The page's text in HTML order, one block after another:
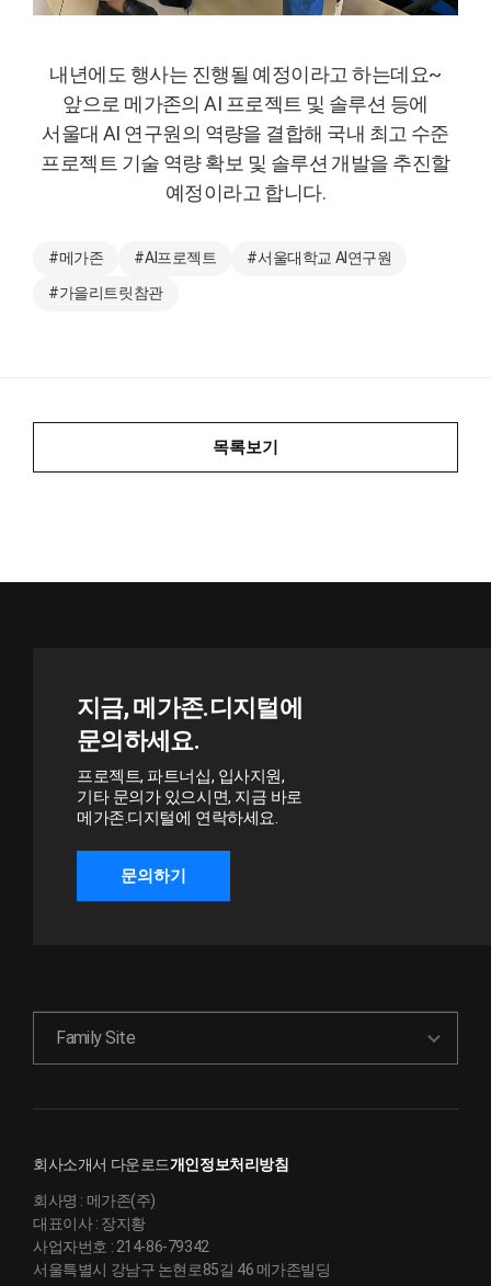
내년에도 행사는 진행될 예정이라고 하는데요~
앞으로 메가존의 AI 프로젝트 및 솔루션 등에
서울대 AI 연구원의 역량을 결합해 국내 최고 수준
프로젝트 기술 역량 확보 및 솔루션 개발을 추진할
예정이라고 합니다.
#메가존 #AI프로젝트
#서울대학교 AI연구원
#가을리트릿참관
목록보기
지금, 메가존.디지털에
문의하세요.
프로젝트, 파트너십, 입사지원,
기타 문의가 있으시면, 지금 바로
메가존.디지털에 연락하세요.
문의하기
Family Site
회사소개서 다운로드개인정보처리방침
회사명 : 메가존(주)
대표이사 : 장지황
사업자번호 : 214-86-79342
서울특별시 강남구 논현로85길 46 메가존빌딩